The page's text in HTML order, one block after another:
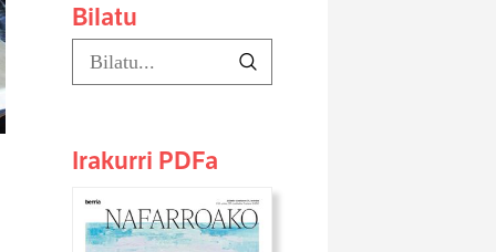
Bilatu
Irakurri PDFa